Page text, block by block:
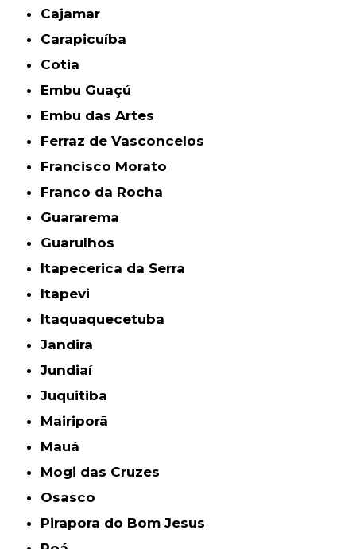
Cajamar
Carapicuíba
Cotia
Embu Guaçú
Embu das Artes
Ferraz de Vasconcelos
Francisco Morato
Franco da Rocha
Guararema
Guarulhos
Itapecerica da Serra
Itapevi
Itaquaquecetuba
Jandira
Jundiaí
Juquitiba
Mairiporã
Mauá
Mogi das Cruzes
Osasco
Pirapora do Bom Jesus